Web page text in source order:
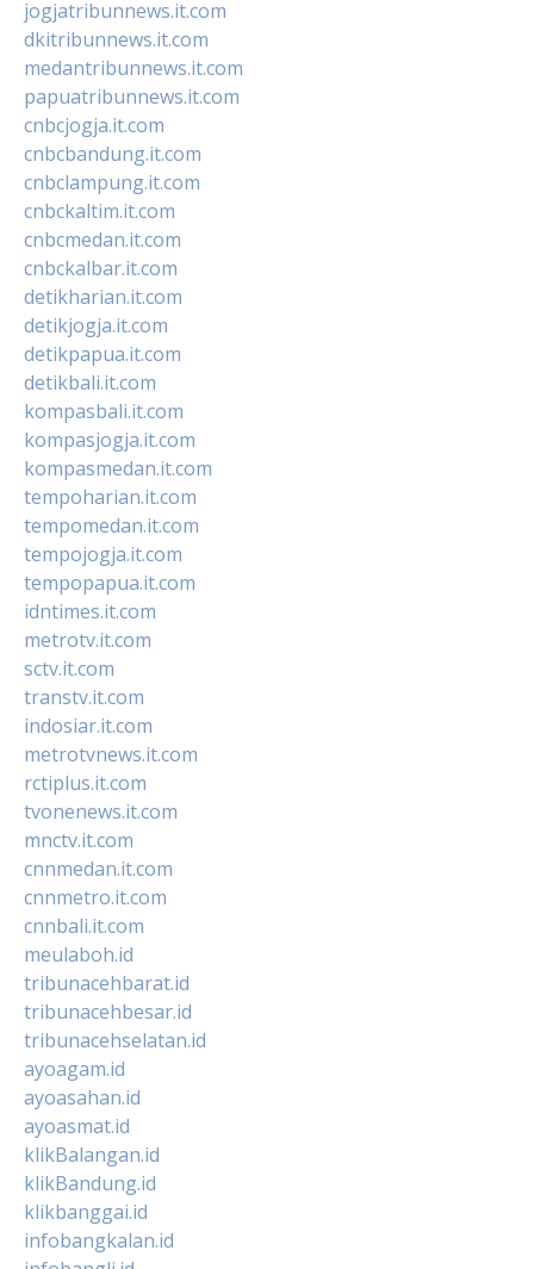
jogjatribunnews.it.com
dkitribunnews.it.com
medantribunnews.it.com
papuatribunnews.it.com
cnbcjogja.it.com
cnbcbandung.it.com
cnbclampung.it.com
cnbckaltim.it.com
cnbcmedan.it.com
cnbckalbar.it.com
detikharian.it.com
detikjogja.it.com
detikpapua.it.com
detikbali.it.com
kompasbali.it.com
kompasjogja.it.com
kompasmedan.it.com
tempoharian.it.com
tempomedan.it.com
tempojogja.it.com
tempopapua.it.com
idntimes.it.com
metrotv.it.com
sctv.it.com
transtv.it.com
indosiar.it.com
metrotvnews.it.com
rctiplus.it.com
tvonenews.it.com
mnctv.it.com
cnnmedan.it.com
cnnmetro.it.com
cnnbali.it.com
meulaboh.id
tribunacehbarat.id
tribunacehbesar.id
tribunacehselatan.id
ayoagam.id
ayoasahan.id
ayoasmat.id
klikBalangan.id
klikBandung.id
klikbanggai.id
infobangkalan.id